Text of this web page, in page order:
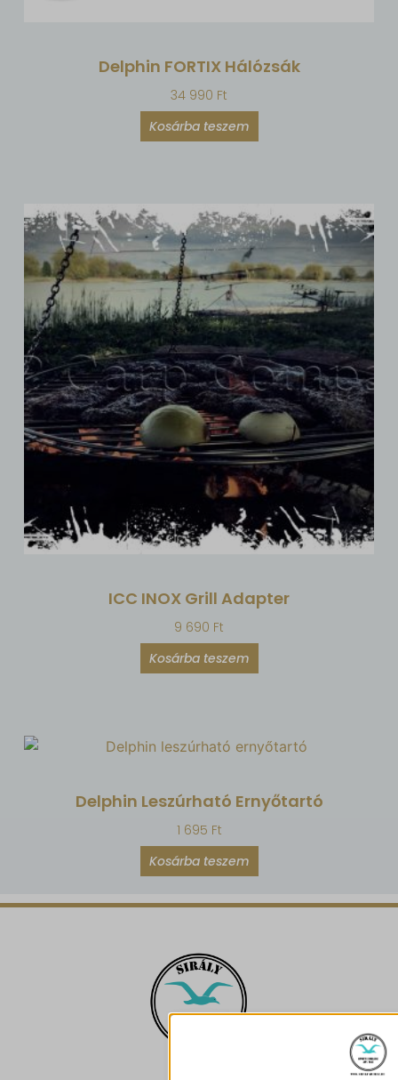
Delphin FORTIX Hálózsák
34 990 Ft
Kosárba teszem
ICC INOX Grill Adapter
9 690 Ft
Kosárba teszem
Delphin Leszúrható Ernyőtartó
1 695 Ft
Kosárba teszem